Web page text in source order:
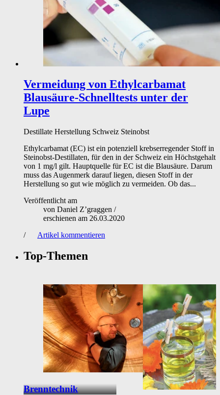
Vermeidung von Ethylcarbamat
Blausäure-Schnelltests unter der
Lupe
Destillate Herstellung Schweiz Steinobst
Ethylcarbamat (EC) ist ein potenziell krebserregender Stoff in
Steinobst-Destillaten, für den in der Schweiz ein Höchstgehalt
von 1 mg/l gilt. Hauptquelle für EC ist die Blausäure. Darum
muss das Augenmerk darauf liegen, diesen Stoff in der
Herstellung so gut wie möglich zu vermeiden. Ob das...
Veröffentlicht am
von Daniel Z’graggen /
erschienen am 26.03.2020
/
Artikel kommentieren
Top-Themen
Brenntechnik